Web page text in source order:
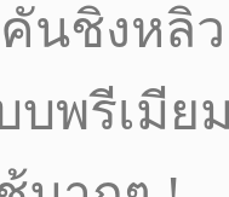
นชิงหลิว
บพรีเมีย